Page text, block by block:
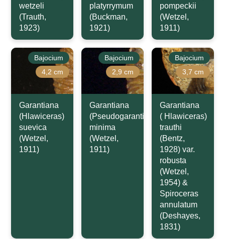
wetzeli
(Trauth,
1923)
platyrrymum
(Buckman,
1921)
pompeckii
(Wetzel,
1911)
Bajocium
4,2 cm
Garantiana
(Hlawiceras)
suevica
(Wetzel,
1911)
Bajocium
2,9 cm
Garantiana
(Pseudogarantiana)
minima
(Wetzel,
1911)
Bajocium
3,7 cm
Garantiana
( Hlawiceras)
trauthi
(Bentz,
1928) var.
robusta
(Wetzel,
1954) &
Spiroceras
annulatum
(Deshayes,
1831)